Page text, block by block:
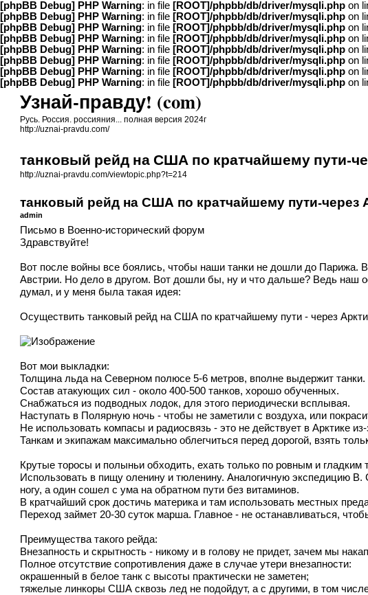
[phpBB Debug] PHP Warning: in file [ROOT]/phpbb/db/driver/mysqli.php on
[phpBB Debug] PHP Warning: in file [ROOT]/phpbb/db/driver/mysqli.php on
[phpBB Debug] PHP Warning: in file [ROOT]/phpbb/db/driver/mysqli.php on
[phpBB Debug] PHP Warning: in file [ROOT]/phpbb/db/driver/mysqli.php on
[phpBB Debug] PHP Warning: in file [ROOT]/phpbb/db/driver/mysqli.php on
[phpBB Debug] PHP Warning: in file [ROOT]/phpbb/db/driver/mysqli.php on
[phpBB Debug] PHP Warning: in file [ROOT]/phpbb/db/driver/mysqli.php on
[phpBB Debug] PHP Warning: in file [ROOT]/phpbb/db/driver/mysqli.php on
Узнай-правду! (com)
Русь. Россия. россияния... полная версия 2024г
http://uznai-pravdu.com/
танковый рейд на США по кратчайшему пути-
http://uznai-pravdu.com/viewtopic.php?t=214
танковый рейд на США по кратчайшему пути-через
admin
Письмо в Военно-исторический форум
Здравствуйте!
Вот после войны все боялись, чтобы наши танки не дошли до Парижа.
Австрии. Но дело в другом. Вот дошли бы, ну и что дальше? Ведь наш
думал, и у меня была такая идея:
Осуществить танковый рейд на США по кратчайшему пути - через
Вот мои выкладки:
Толщина льда на Северном полюсе 5-6 метров, вполне выдержит танки.
Состав атакующих сил - около 400-500 танков, хорошо обученных.
Снабжаться из подводных лодок, для этого периодически всплывая.
Наступать в Полярную ночь - чтобы не заметили с воздуха, или
Не использовать компасы и радиосвязь - это не действует в Арктике
Танкам и экипажам максимально облегчиться перед дорогой, взять
Крутые торосы и полыньи обходить, ехать только по ровным и гладким
Использовать в пищу оленину и тюленину. Аналогичную экспедицию В.
ногу, а один сошел с ума на обратном пути без витаминов.
В кратчайший срок достичь материка и там использовать местных
Переход займет 20-30 суток марша. Главное - не останавливаться,
Преимущества такого рейда:
Внезапность и скрытность - никому и в голову не придет, зачем мы
Полное отсутствие сопротивления даже в случае утери внезапности:
окрашенный в белое танк с высоты практически не заметен;
тяжелые линкоры США сквозь лед не подойдут, а с другими, в том